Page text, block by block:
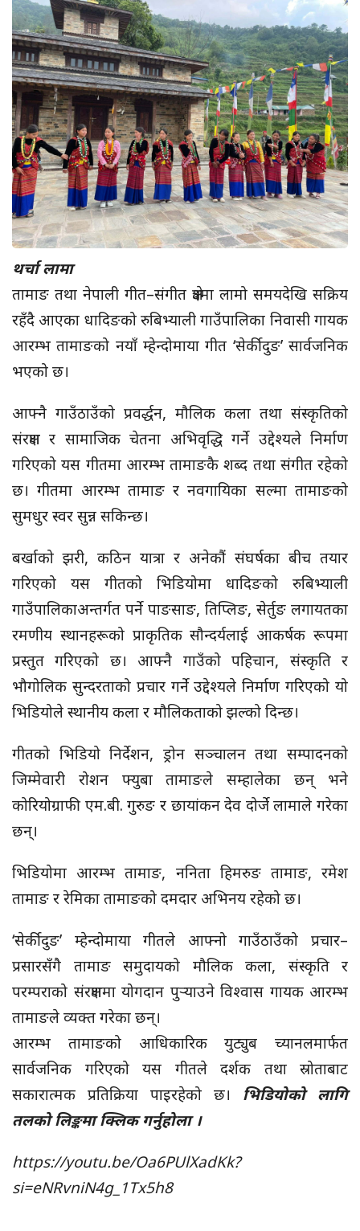
थर्चा लामा
तामाङ तथा नेपाली गीत–संगीत क्षेत्रमा लामो समयदेखि सक्रिय
रहँदै आएका धादिङको रुबिभ्याली गाउँपालिका निवासी गायक
आरम्भ तामाङको नयाँ म्हेन्दोमाया गीत ‘सेर्कीदुङ’ सार्वजनिक
भएको छ।
आफ्नै गाउँठाउँको प्रवर्द्धन, मौलिक कला तथा संस्कृतिको
संरक्षण र सामाजिक चेतना अभिवृद्धि गर्ने उद्देश्यले निर्माण
गरिएको यस गीतमा आरम्भ तामाङकै शब्द तथा संगीत रहेको
छ। गीतमा आरम्भ तामाङ र नवगायिका सल्मा तामाङको
सुमधुर स्वर सुन्न सकिन्छ।
बर्खाको झरी, कठिन यात्रा र अनेकौं संघर्षका बीच तयार
गरिएको यस गीतको भिडियोमा धादिङको रुबिभ्याली
गाउँपालिकाअन्तर्गत पर्ने पाङसाङ, तिप्लिङ, सेर्तुङ लगायतका
रमणीय स्थानहरूको प्राकृतिक सौन्दर्यलाई आकर्षक रूपमा
प्रस्तुत गरिएको छ। आफ्नै गाउँको पहिचान, संस्कृति र
भौगोलिक सुन्दरताको प्रचार गर्ने उद्देश्यले निर्माण गरिएको यो
भिडियोले स्थानीय कला र मौलिकताको झल्को दिन्छ।
गीतको भिडियो निर्देशन, ड्रोन सञ्चालन तथा सम्पादनको
जिम्मेवारी रोशन फ्युबा तामाङले सम्हालेका छन् भने
कोरियोग्राफी एम.बी. गुरुङ र छायांकन देव दोर्जे लामाले गरेका
छन्।
भिडियोमा आरम्भ तामाङ, ननिता हिमरुङ तामाङ, रमेश
तामाङ र रेमिका तामाङको दमदार अभिनय रहेको छ।
‘सेर्कीदुङ’ म्हेन्दोमाया गीतले आफ्नो गाउँठाउँको प्रचार–
प्रसारसँगै तामाङ समुदायको मौलिक कला, संस्कृति र
परम्पराको संरक्षणमा योगदान पुर्‍याउने विश्वास गायक आरम्भ
तामाङले व्यक्त गरेका छन्।
आरम्भ तामाङको आधिकारिक युट्युब च्यानलमार्फत
सार्वजनिक गरिएको यस गीतले दर्शक तथा स्रोताबाट
सकारात्मक प्रतिक्रिया पाइरहेको छ। भिडियोको लागि
तलको लिङ्कमा क्लिक गर्नुहोला ।
https://youtu.be/Oa6PUlXadKk?
si=eNRvniN4g_1Tx5h8